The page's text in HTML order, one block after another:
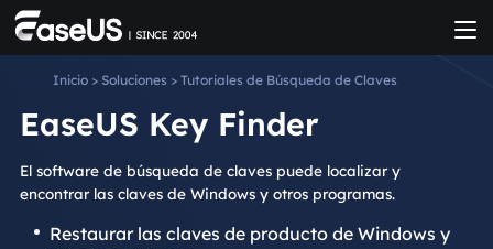
Inicio> Soluciones > Tutoriales de Búsqueda de Claves
EaseUS Key Finder
El software de búsqueda de claves puede localizar y
encontrar las claves de Windows y otros programas.
Restaurar las claves de producto de Windows y